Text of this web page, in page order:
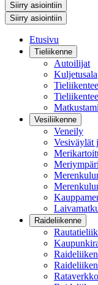
Siirry asiointiin
Siirry asiointiin
Etusivu
Tieliikenne
Autoilijat
Kuljetusala
Vesiliikenne
Veneily
Vesiväylät
Raideliikenne
Rataverkko